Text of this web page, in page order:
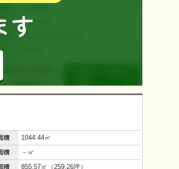
積 1044.44㎡
積 －㎡
積 855.57㎡（259.26坪）